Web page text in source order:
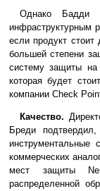
Однако Бадди
инфраструктурным
если продукт
большей степени
систему защиты на
которая будет
компании Check
Качество.
Бреди
коммерческих
мест защиты
распределенной